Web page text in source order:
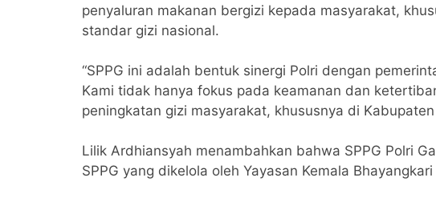
penyaluran makanan bergizi kepada masyarakat,
standar gizi nasional.
“SPPG ini adalah bentuk sinergi Polri dengan
Kami tidak hanya fokus pada keamanan dan
peningkatan gizi masyarakat, khususnya di
Lilik Ardhiansyah menambahkan bahwa SPPG Polri
SPPG yang dikelola oleh Yayasan Kemala